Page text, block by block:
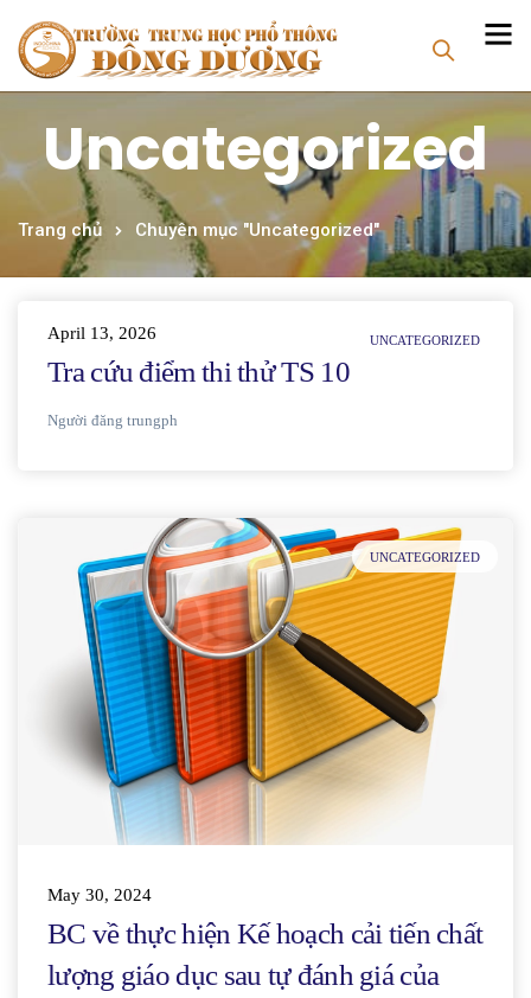
Uncategorized
Trang chủ Chuyên mục "Uncategorized"
UNCATEGORIZED
April 13, 2026
Tra cứu điểm thi thử TS 10
Người đăng trungph
UNCATEGORIZED
May 30, 2024
BC về thực hiện Kế hoạch cải tiến chất
lượng giáo dục sau tự đánh giá của